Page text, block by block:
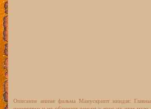
Описание аниме фильма Манускрипт ниндзя: